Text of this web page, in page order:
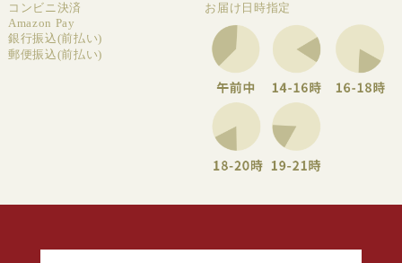
コンビニ決済
Amazon Pay
銀行振込(前払い)
郵便振込(前払い)
お届け日時指定